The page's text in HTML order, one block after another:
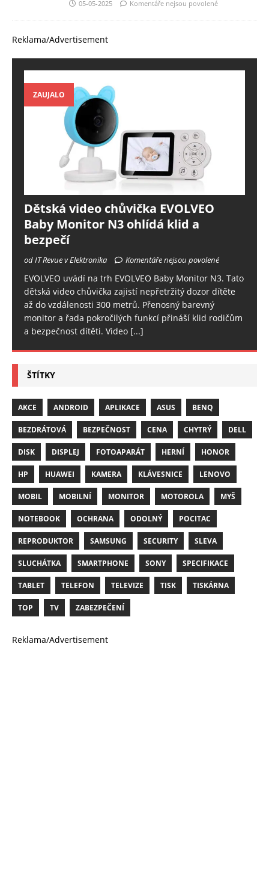
05-05-2025 Komentáře nejsou povolené
Reklama/Advertisement
ZAUJALO
Dětská video chůvička EVOLVEO
Baby Monitor N3 ohlídá klid a
bezpečí
od IT Revue v Elektronika Komentáře nejsou povolené
EVOLVEO uvádí na trh EVOLVEO Baby Monitor N3. Tato
dětská video chůvička zajistí nepřetržitý dozor dítěte
až do vzdálenosti 300 metrů. Přenosný barevný
monitor a řada pokročilých funkcí přináší klid rodičům
a bezpečnost dítěti. Video [...]
ŠTÍTKY
AKCE ANDROID APLIKACE ASUS BENQ
BEZDRÁTOVÁ BEZPEČNOST CENA CHYTRÝ DELL
DISK DISPLEJ FOTOAPARÁT HERNÍ HONOR
HP HUAWEI KAMERA KLÁVESNICE LENOVO
MOBIL MOBILNÍ MONITOR MOTOROLA MYŠ
NOTEBOOK OCHRANA ODOLNÝ POCITAC
REPRODUKTOR SAMSUNG SECURITY SLEVA
SLUCHÁTKA SMARTPHONE SONY SPECIFIKACE
TABLET TELEFON TELEVIZE TISK TISKÁRNA
TOP TV ZABEZPEČENÍ
Reklama/Advertisement